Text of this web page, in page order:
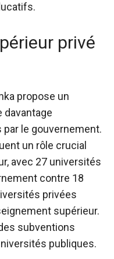
privé
propose un
davantage
le gouvernement.
un rôle crucial
avec 27 universités
contre 18
privées
supérieur.
subventions
publiques.